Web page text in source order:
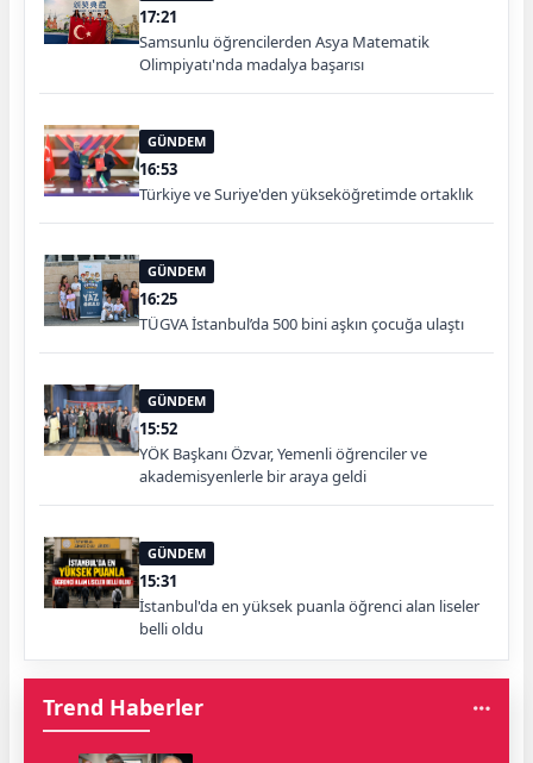
17:21
Samsunlu öğrencilerden Asya Matematik
Olimpiyatı'nda madalya başarısı
GÜNDEM
16:53
Türkiye ve Suriye'den yükseköğretimde ortaklık
GÜNDEM
16:25
TÜGVA İstanbul’da 500 bini aşkın çocuğa ulaştı
GÜNDEM
15:52
YÖK Başkanı Özvar, Yemenli öğrenciler ve
akademisyenlerle bir araya geldi
GÜNDEM
15:31
İstanbul'da en yüksek puanla öğrenci alan liseler
belli oldu
Trend Haberler